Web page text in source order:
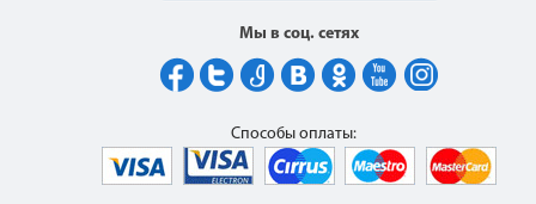
Мы в соц. сетях
Способы оплаты: